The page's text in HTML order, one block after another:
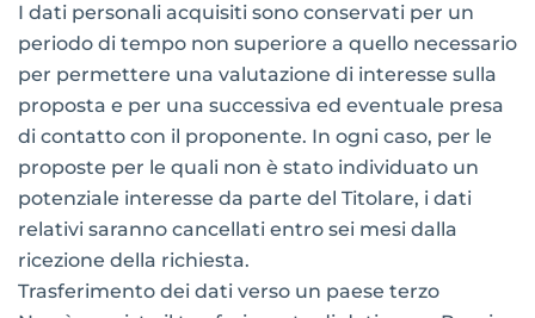
I dati personali acquisiti sono conservati per un
periodo di tempo non superiore a quello necessario
per permettere una valutazione di interesse sulla
proposta e per una successiva ed eventuale presa
di contatto con il proponente. In ogni caso, per le
proposte per le quali non è stato individuato un
potenziale interesse da parte del Titolare, i dati
relativi saranno cancellati entro sei mesi dalla
ricezione della richiesta.
Trasferimento dei dati verso un paese terzo